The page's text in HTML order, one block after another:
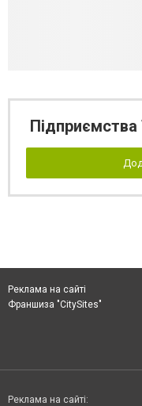
Реклама на сайті
Франшиза "CitySites"
Реклама на сайті: